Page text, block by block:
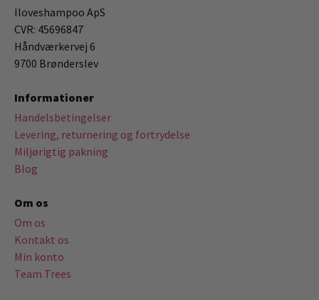
Iloveshampoo ApS
CVR: 45696847
Håndværkervej 6
9700 Brønderslev
Informationer
Handelsbetingelser
Levering, returnering og fortrydelse
Miljørigtig pakning
Blog
Om os
Om os
Kontakt os
Min konto
Team Trees